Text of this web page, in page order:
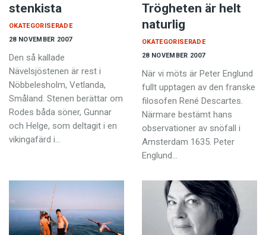
stenkista
28 NOVEMBER 2007
OKATEGORISERADE
Den så kallade
Nävelsjöstenen är rest i
Nöbbelesholm, Vetlanda,
Småland. Stenen berättar om
Rodes båda söner, Gunnar
och Helge, som deltagit i en
vikingafärd i…
Trögheten är helt
naturlig
28 NOVEMBER 2007
OKATEGORISERADE
När vi möts är Peter Englund
fullt upptagen av den franske
filosofen René Descartes.
Närmare bestämt hans
observationer av snöfall i
Amsterdam 1635. Peter
Englund…